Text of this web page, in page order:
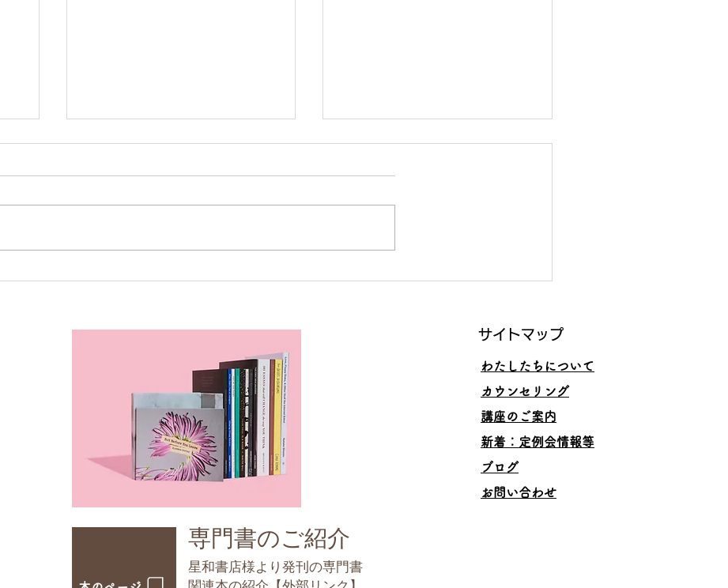
妥当でないことを承認しない
うまくいくスキルと、その理
​専門書のご紹介
星和書店様より発刊の専門書
サイトマップ
わたしたちについて
カウンセリング
講座のご案内
​新着：定例会情報等
ブログ
お問い合わせ